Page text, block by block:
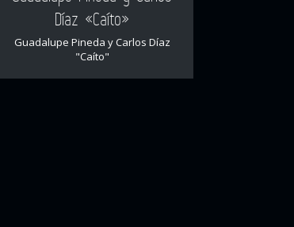
Díaz «Caíto»
Guadalupe Pineda y Carlos Díaz
"Caíto"